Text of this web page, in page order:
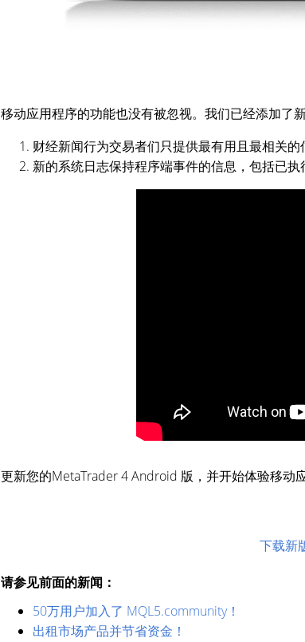
移动应用程序的功能也没有被忽视。我们已经添加了
财经新闻行为交易者们只提供最有用且最相关
新的系统日志保持程序端事件的信息，包括已执
更新您的MetaTrader 4 Android 版，并开始体验移动
下载新
请参见前面的新闻：
50万用户加入了 MQL5.community！
出租市场产品并节省资金！